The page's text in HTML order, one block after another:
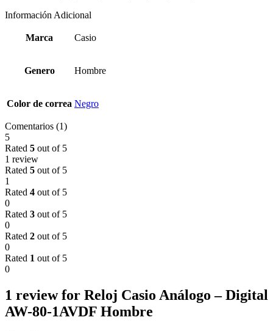
Información Adicional
Marca Casio
Genero Hombre
Color de correa Negro
Comentarios (1)
5
Rated 5 out of 5
1 review
Rated 5 out of 5
1
Rated 4 out of 5
0
Rated 3 out of 5
0
Rated 2 out of 5
0
Rated 1 out of 5
0
1 review for Reloj Casio Análogo – Digital
AW-80-1AVDF Hombre